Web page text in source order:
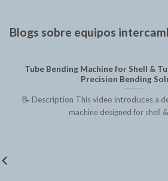
Blogs sobre equipos
Tube Bending Machine for Shell &
Precision Bending
📝 Description This video introduces a
machine designed for shell